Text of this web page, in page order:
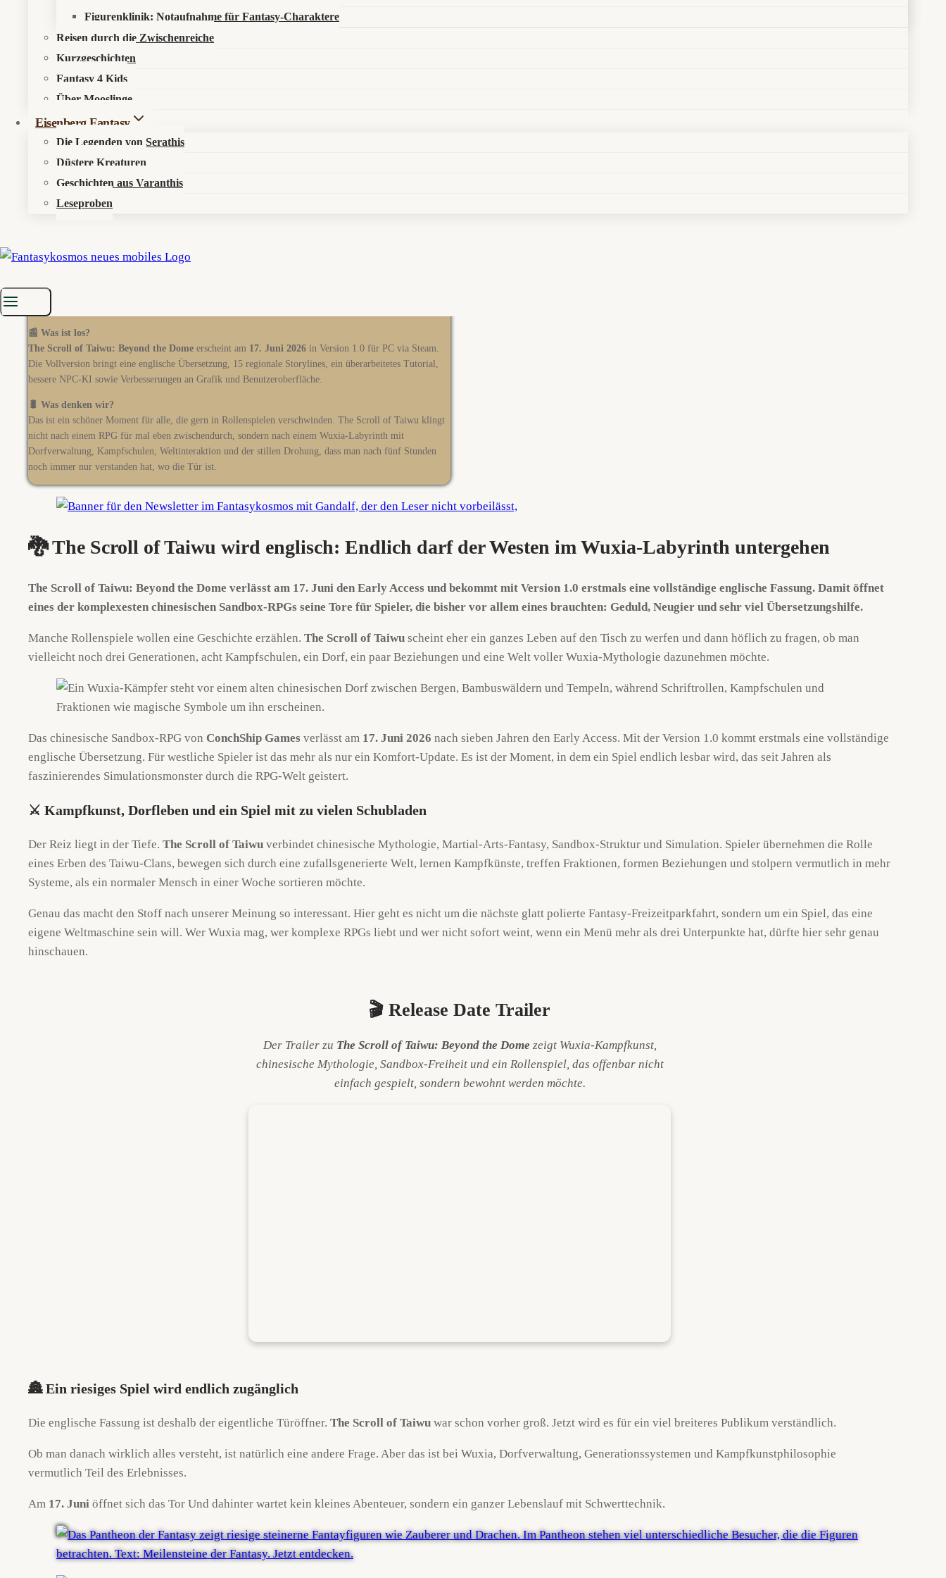
Figurenklinik: Notaufnahme für Fantasy-Charaktere
Reisen durch die Zwischenreiche
Kurzgeschichten
Fantasy 4 Kids
Über Mooslinge
Eisenberg Fantasy
Die Legenden von Serathis
Düstere Kreaturen
Geschichten aus Varanthis
Leseproben
Startseite»Aktuelles
📰 Was ist los?
The Scroll of Taiwu: Beyond the Dome erscheint am 17. Juni 2026 in Version 1.0 für PC via Steam.
Die Vollversion bringt eine englische Übersetzung, 15 regionale Storylines, ein überarbeitetes Tutorial,
bessere NPC-KI sowie Verbesserungen an Grafik und Benutzeroberfläche.
🐛 Was denken wir?
Das ist ein schöner Moment für alle, die gern in Rollenspielen verschwinden. The Scroll of Taiwu klingt
nicht nach einem RPG für mal eben zwischendurch, sondern nach einem Wuxia-Labyrinth mit
Dorfverwaltung, Kampfschulen, Weltinteraktion und der stillen Drohung, dass man nach fünf Stunden
noch immer nur verstanden hat, wo die Tür ist.
🐉 The Scroll of Taiwu wird englisch: Endlich darf der Westen im Wuxia-Labyrinth untergehen
The Scroll of Taiwu: Beyond the Dome verlässt am 17. Juni den Early Access und bekommt mit Version 1.0 erstmals eine vollständige englische Fassung. Damit öffnet
eines der komplexesten chinesischen Sandbox-RPGs seine Tore für Spieler, die bisher vor allem eines brauchten: Geduld, Neugier und sehr viel Übersetzungshilfe.
Manche Rollenspiele wollen eine Geschichte erzählen. The Scroll of Taiwu scheint eher ein ganzes Leben auf den Tisch zu werfen und dann höflich zu fragen, ob man
vielleicht noch drei Generationen, acht Kampfschulen, ein Dorf, ein paar Beziehungen und eine Welt voller Wuxia-Mythologie dazunehmen möchte.
Das chinesische Sandbox-RPG von ConchShip Games verlässt am 17. Juni 2026 nach sieben Jahren den Early Access. Mit der Version 1.0 kommt erstmals eine vollständige
englische Übersetzung. Für westliche Spieler ist das mehr als nur ein Komfort-Update. Es ist der Moment, in dem ein Spiel endlich lesbar wird, das seit Jahren als
faszinierendes Simulationsmonster durch die RPG-Welt geistert.
⚔️ Kampfkunst, Dorfleben und ein Spiel mit zu vielen Schubladen
Der Reiz liegt in der Tiefe. The Scroll of Taiwu verbindet chinesische Mythologie, Martial-Arts-Fantasy, Sandbox-Struktur und Simulation. Spieler übernehmen die Rolle
eines Erben des Taiwu-Clans, bewegen sich durch eine zufallsgenerierte Welt, lernen Kampfkünste, treffen Fraktionen, formen Beziehungen und stolpern vermutlich in mehr
Systeme, als ein normaler Mensch in einer Woche sortieren möchte.
Genau das macht den Stoff nach unserer Meinung so interessant. Hier geht es nicht um die nächste glatt polierte Fantasy-Freizeitparkfahrt, sondern um ein Spiel, das eine
eigene Weltmaschine sein will. Wer Wuxia mag, wer komplexe RPGs liebt und wer nicht sofort weint, wenn ein Menü mehr als drei Unterpunkte hat, dürfte hier sehr genau
hinschauen.
🎬 Release Date Trailer
Der Trailer zu The Scroll of Taiwu: Beyond the Dome zeigt Wuxia-Kampfkunst,
chinesische Mythologie, Sandbox-Freiheit und ein Rollenspiel, das offenbar nicht
einfach gespielt, sondern bewohnt werden möchte.
🏯 Ein riesiges Spiel wird endlich zugänglich
Die englische Fassung ist deshalb der eigentliche Türöffner. The Scroll of Taiwu war schon vorher groß. Jetzt wird es für ein viel breiteres Publikum verständlich.
Ob man danach wirklich alles versteht, ist natürlich eine andere Frage. Aber das ist bei Wuxia, Dorfverwaltung, Generationssystemen und Kampfkunstphilosophie
vermutlich Teil des Erlebnisses.
Am 17. Juni öffnet sich das Tor Und dahinter wartet kein kleines Abenteuer, sondern ein ganzer Lebenslauf mit Schwerttechnik.